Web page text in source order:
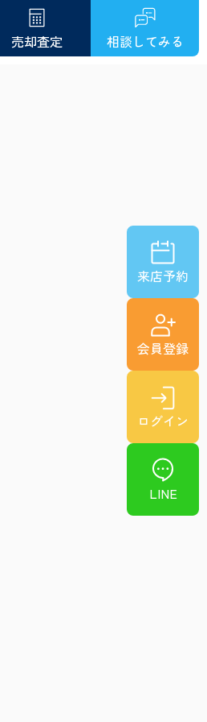
売却査定 相談してみる
来店予約
会員登録
ログイン
LINE